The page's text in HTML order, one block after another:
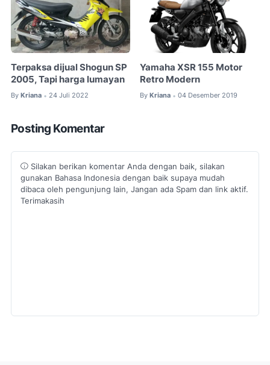
Terpaksa dijual Shogun SP
2005, Tapi harga lumayan
By Kriana • 24 Juli 2022
Yamaha XSR 155 Motor
Retro Modern
By Kriana • 04 Desember 2019
Posting Komentar
Silakan berikan komentar Anda dengan baik, silakan
gunakan Bahasa Indonesia dengan baik supaya mudah
dibaca oleh pengunjung lain, Jangan ada Spam dan link aktif.
Terimakasih